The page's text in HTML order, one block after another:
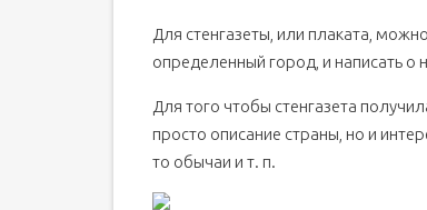
Для стенгазеты, или плаката,
определенный город, и написать о
Для того чтобы стенгазета
просто описание страны, но и
то обычаи и т. п.